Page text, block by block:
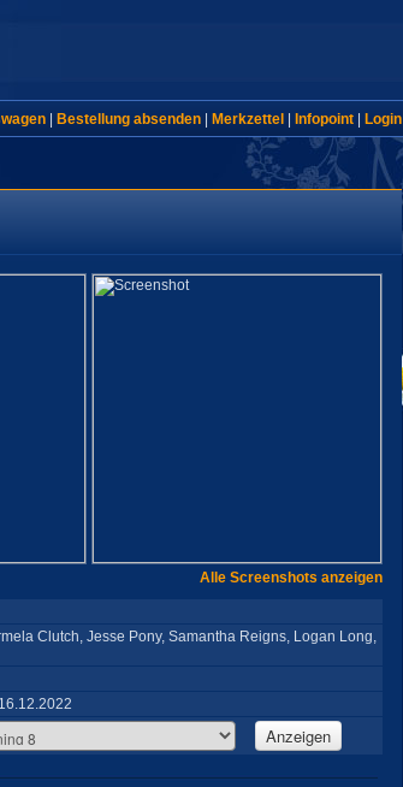
| Bestellung absenden| Merkzettel Infopoint| Login
Alle Screenshots anzeigen
Clutch, Jesse Pony, Samantha Reigns, Logan Long,
16.12.2022
Anzeigen